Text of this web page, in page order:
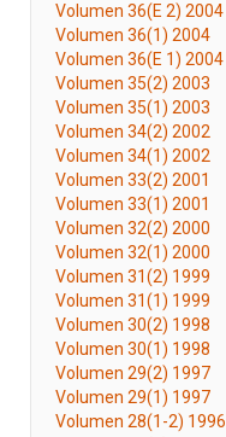
Volumen 36(E 2) 2004
Volumen 36(1) 2004
Volumen 36(E 1) 2004
Volumen 35(2) 2003
Volumen 35(1) 2003
Volumen 34(2) 2002
Volumen 34(1) 2002
Volumen 33(2) 2001
Volumen 33(1) 2001
Volumen 32(2) 2000
Volumen 32(1) 2000
Volumen 31(2) 1999
Volumen 31(1) 1999
Volumen 30(2) 1998
Volumen 30(1) 1998
Volumen 29(2) 1997
Volumen 29(1) 1997
Volumen 28(1-2) 1996